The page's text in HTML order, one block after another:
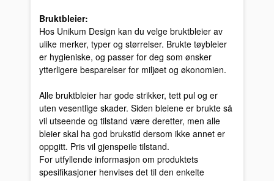
Bruktbleier:
Hos Unikum Design kan du velge bruktbleier av
ulike merker, typer og størrelser. Brukte tøybleier
er hygieniske, og passer for deg som ønsker
ytterligere besparelser for miljøet og økonomien.
Alle bruktbleier har gode strikker, tett pul og er
uten vesentlige skader. Siden bleiene er brukte så
vil utseende og tilstand være deretter, men alle
bleier skal ha god brukstid dersom ikke annet er
oppgitt. Pris vil gjenspeile tilstand.
For utfyllende informasjon om produktets
spesifikasjoner henvises det til den enkelte